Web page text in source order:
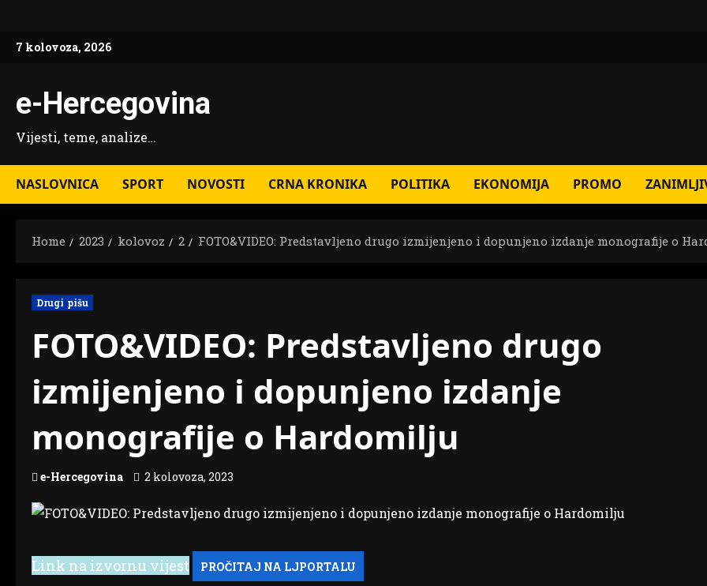
content
7 kolovoza, 2026
e-Hercegovina
Vijesti, teme, analize…
NASLOVNICA SPORT NOVOSTI CRNA KRONIKA POLITIKA EKONOMIJA PROMO
Home 2023 kolovoz 2 FOTO&VIDEO: Predstavljeno drugo izmijenjeno i dopunjeno izdanje monografije o
Drugi pišu
FOTO&VIDEO: Predstavljeno drugo
izmijenjeno i dopunjeno izdanje
monografije o Hardomilju
e-Hercegovina 2 kolovoza, 2023
Link na izvornu vijest